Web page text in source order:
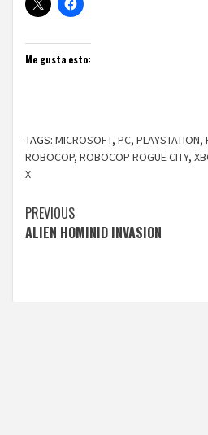
Me gusta esto:
TAGS: MICROSOFT, PC, PLAYSTATION,
ROBOCOP, ROBOCOP ROGUE CITY,
X
Continue
Reading
PREVIOUS
ALIEN HOMINID INVASION